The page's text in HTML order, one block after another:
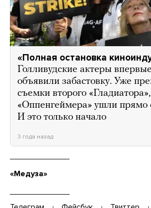
«Полная остановка
Голливудские актеры
объявили забастовку. Уже
съемки второго
«Оппенгеймера» ушли прямо
И это только начало
3 года назад
«Медуза»